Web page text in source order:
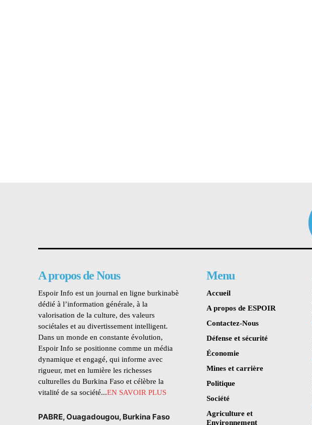
A propos de Nous
Espoir Info est un journal en ligne burkinabè
dédié à l’information générale, à la
valorisation de la culture, des valeurs
sociétales et au divertissement intelligent.
Dans un monde en constante évolution,
Espoir Info se positionne comme un média
dynamique et engagé, qui informe avec
rigueur, met en lumière les richesses
culturelles du Burkina Faso et célèbre la
vitalité de sa société...EN SAVOIR PLUS
PABRE, Ouagadougou, Burkina Faso
Menu
Accueil
A propos de ESPOIR
Contactez-Nous
Défense et sécurité
Économie
Mines et carrière
Politique
Société
Agriculture et
Environnement